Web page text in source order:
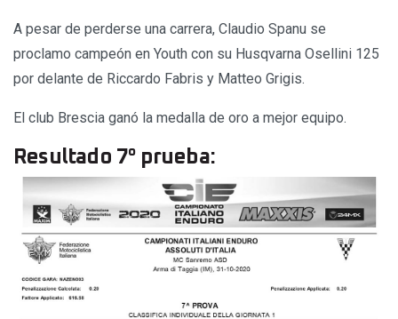
A pesar de perderse una carrera, Claudio Spanu se
proclamo campeón en Youth con su Husqvarna Osellini 125
por delante de Riccardo Fabris y Matteo Grigis.
El club Brescia ganó la medalla de oro a mejor equipo.
Resultado 7° prueba: